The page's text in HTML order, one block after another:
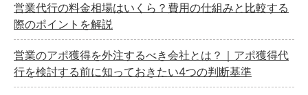
営業代行の料金相場はいくら？費用の仕組みと比較する
際のポイントを解説
営業のアポ獲得を外注するべき会社とは？｜アポ獲得代
行を検討する前に知っておきたい4つの判断基準